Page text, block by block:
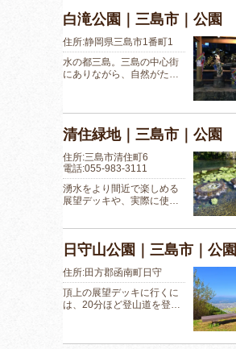
白滝公園｜三島市｜公園
住所:静岡県三島市1番町1
水の都三島。三島の中心街
にありながら、自然がた…
清住緑地｜三島市｜公園
住所:三島市清住町6
電話:055-983-3111
湧水をより間近で楽しめる
展望デッキや、実際に使…
日守山公園｜三島市｜公園
住所:田方郡函南町日守
頂上の展望デッキに行くに
は、20分ほど登山道を登…